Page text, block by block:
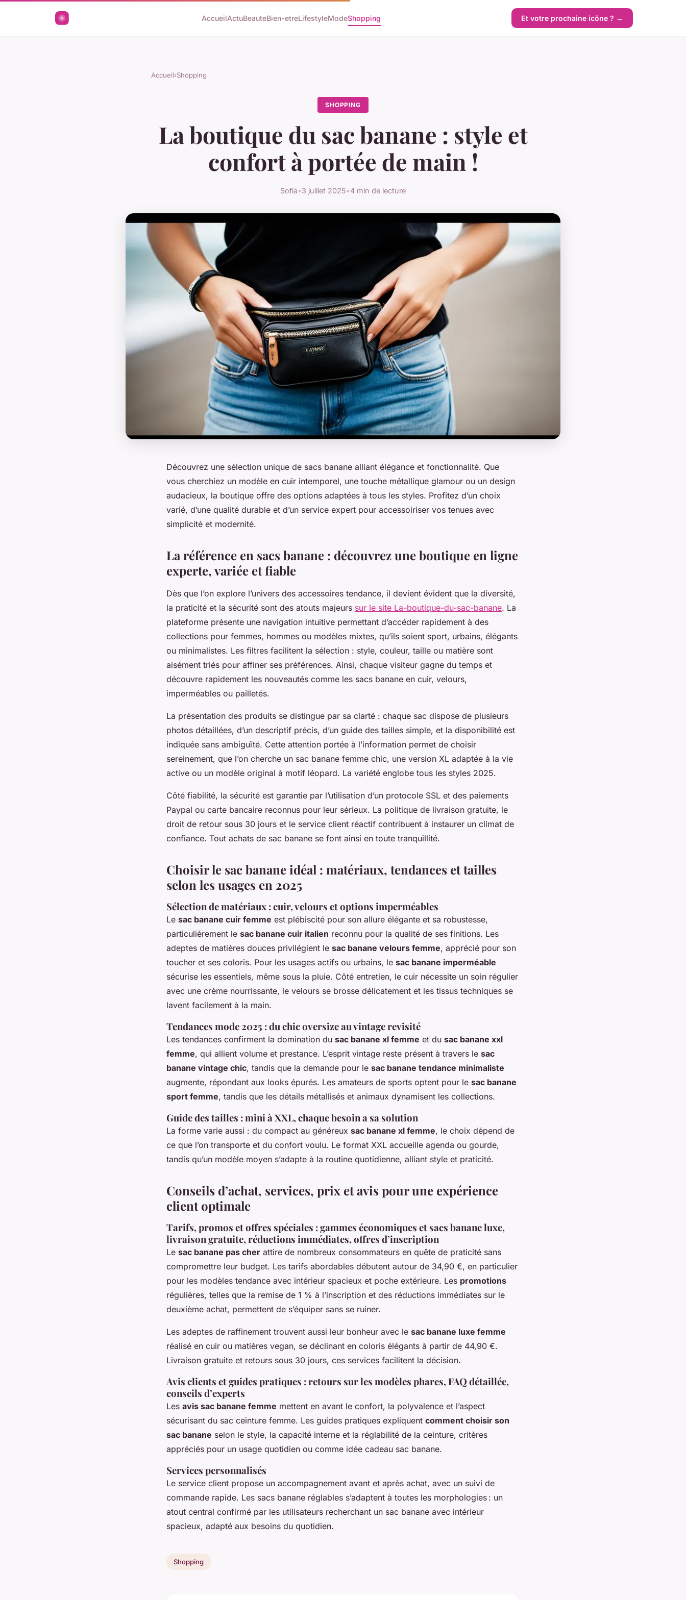
AccueilActuBeauteBien-etreLifestyleModeShopping Et votre prochaine icône ? →
Accueil›Shopping
SHOPPING
La boutique du sac banane : style et
confort à portée de main !
Sofia•3 juillet 2025•4 min de lecture
Découvrez une sélection unique de sacs banane alliant élégance et fonctionnalité. Que
vous cherchiez un modèle en cuir intemporel, une touche métallique glamour ou un design
audacieux, la boutique offre des options adaptées à tous les styles. Profitez d’un choix
varié, d’une qualité durable et d’un service expert pour accessoiriser vos tenues avec
simplicité et modernité.
La référence en sacs banane : découvrez une boutique en ligne
experte, variée et fiable
Dès que l’on explore l’univers des accessoires tendance, il devient évident que la diversité,
la praticité et la sécurité sont des atouts majeurs sur le site La-boutique-du-sac-banane. La
plateforme présente une navigation intuitive permettant d’accéder rapidement à des
collections pour femmes, hommes ou modèles mixtes, qu’ils soient sport, urbains, élégants
ou minimalistes. Les filtres facilitent la sélection : style, couleur, taille ou matière sont
aisément triés pour affiner ses préférences. Ainsi, chaque visiteur gagne du temps et
découvre rapidement les nouveautés comme les sacs banane en cuir, velours,
imperméables ou pailletés.
La présentation des produits se distingue par sa clarté : chaque sac dispose de plusieurs
photos détaillées, d’un descriptif précis, d’un guide des tailles simple, et la disponibilité est
indiquée sans ambiguïté. Cette attention portée à l’information permet de choisir
sereinement, que l’on cherche un sac banane femme chic, une version XL adaptée à la vie
active ou un modèle original à motif léopard. La variété englobe tous les styles 2025.
Côté fiabilité, la sécurité est garantie par l’utilisation d’un protocole SSL et des paiements
Paypal ou carte bancaire reconnus pour leur sérieux. La politique de livraison gratuite, le
droit de retour sous 30 jours et le service client réactif contribuent à instaurer un climat de
confiance. Tout achats de sac banane se font ainsi en toute tranquillité.
Choisir le sac banane idéal : matériaux, tendances et tailles
selon les usages en 2025
Sélection de matériaux : cuir, velours et options imperméables
Le sac banane cuir femme est plébiscité pour son allure élégante et sa robustesse,
particulièrement le sac banane cuir italien reconnu pour la qualité de ses finitions. Les
adeptes de matières douces privilégient le sac banane velours femme, apprécié pour son
toucher et ses coloris. Pour les usages actifs ou urbains, le sac banane imperméable
sécurise les essentiels, même sous la pluie. Côté entretien, le cuir nécessite un soin régulier
avec une crème nourrissante, le velours se brosse délicatement et les tissus techniques se
lavent facilement à la main.
Tendances mode 2025 : du chic oversize au vintage revisité
Les tendances confirment la domination du sac banane xl femme et du sac banane xxl
femme, qui allient volume et prestance. L’esprit vintage reste présent à travers le sac
banane vintage chic, tandis que la demande pour le sac banane tendance minimaliste
augmente, répondant aux looks épurés. Les amateurs de sports optent pour le sac banane
sport femme, tandis que les détails métallisés et animaux dynamisent les collections.
Guide des tailles : mini à XXL, chaque besoin a sa solution
La forme varie aussi : du compact au généreux sac banane xl femme, le choix dépend de
ce que l’on transporte et du confort voulu. Le format XXL accueille agenda ou gourde,
tandis qu’un modèle moyen s’adapte à la routine quotidienne, alliant style et praticité.
Conseils d’achat, services, prix et avis pour une expérience
client optimale
Tarifs, promos et offres spéciales : gammes économiques et sacs banane luxe,
livraison gratuite, réductions immédiates, offres d’inscription
Le sac banane pas cher attire de nombreux consommateurs en quête de praticité sans
compromettre leur budget. Les tarifs abordables débutent autour de 34,90 €, en particulier
pour les modèles tendance avec intérieur spacieux et poche extérieure. Les promotions
régulières, telles que la remise de 1 % à l’inscription et des réductions immédiates sur le
deuxième achat, permettent de s’équiper sans se ruiner.
Les adeptes de raffinement trouvent aussi leur bonheur avec le sac banane luxe femme
réalisé en cuir ou matières vegan, se déclinant en coloris élégants à partir de 44,90 €.
Livraison gratuite et retours sous 30 jours, ces services facilitent la décision.
Avis clients et guides pratiques : retours sur les modèles phares, FAQ détaillée,
conseils d’experts
Les avis sac banane femme mettent en avant le confort, la polyvalence et l’aspect
sécurisant du sac ceinture femme. Les guides pratiques expliquent comment choisir son
sac banane selon le style, la capacité interne et la réglabilité de la ceinture, critères
appréciés pour un usage quotidien ou comme idée cadeau sac banane.
Services personnalisés
Le service client propose un accompagnement avant et après achat, avec un suivi de
commande rapide. Les sacs banane réglables s’adaptent à toutes les morphologies : un
atout central confirmé par les utilisateurs recherchant un sac banane avec intérieur
spacieux, adapté aux besoins du quotidien.
Shopping